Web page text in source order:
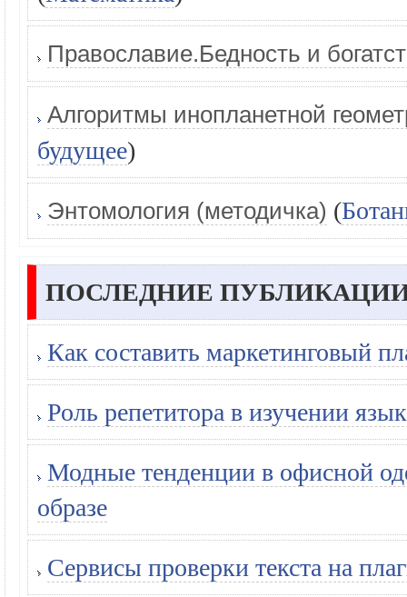
Православие.Бедность и
Алгоритмы инопланетной
будущее)
Энтомология (методичка) (
ПОСЛЕДНИЕ
Как составить маркетинговый
Роль репетитора в изучении
Модные тенденции в офисной
образе
Сервисы проверки текста на